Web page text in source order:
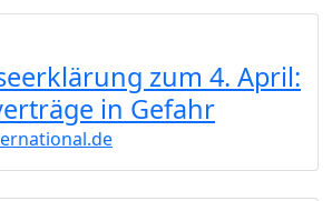
zum 4. April:
in Gefahr